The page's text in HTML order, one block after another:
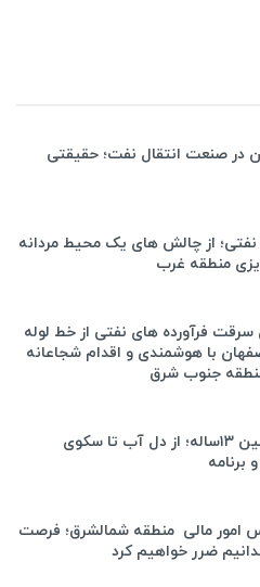
در صنعت انتقال نفت؛ حقیقتی
از چالش های یک محیط مردانه
منطقه غرب
فرآورده های نفتی از خط لوله
اصفهان با هوشمندی و اقدام شجاعانه
جنوب شرق
راز موفقیت یاسمین ۱۳ساله؛ از دل آب تا سکوی
برنامه
امور مالی منطقه شمالشرق؛ فرصت
ضرر خواهیم کرد